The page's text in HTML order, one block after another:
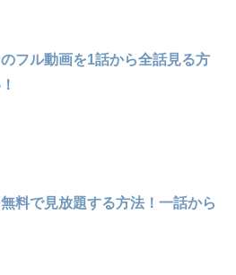
フル動画を1話から全話見る方
料で見放題する方法！一話から